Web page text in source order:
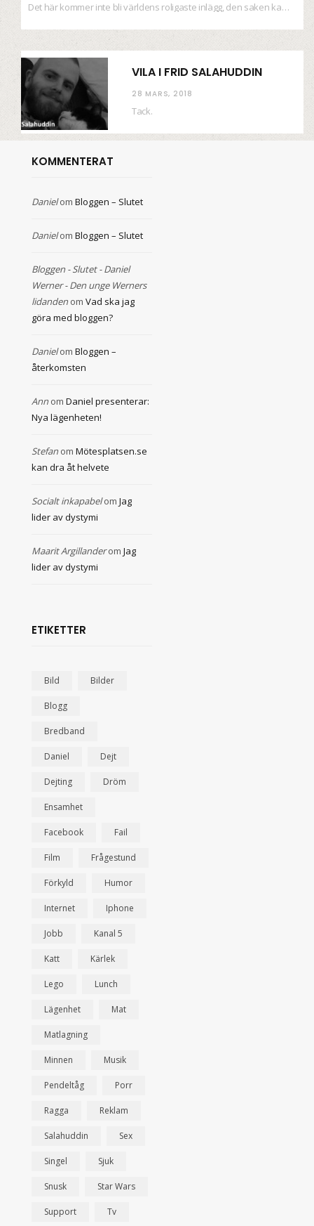
Det här kommer inte bli världens roligaste inlägg, den saken kan ni räkna med. Det…
VILA I FRID SALAHUDDIN
28 MARS, 2018
Tack.
KOMMENTERAT
Danielom Bloggen – Slutet
Danielom Bloggen – Slutet
Bloggen - Slutet - Daniel
Werner - Den unge Werners
lidanden om Vad ska jag
göra med bloggen?
Danielom Bloggen –
återkomsten
Ann om Daniel presenterar:
Nya lägenheten!
Stefan om Mötesplatsen.se
kan dra åt helvete
Socialt inkapabelom Jag
lider av dystymi
Maarit Argillanderom Jag
lider av dystymi
ETIKETTER
Bild Bilder
Blogg
Bredband
Daniel Dejt
Dejting Dröm
Ensamhet
Facebook Fail
Film Frågestund
Förkyld Humor
Internet Iphone
Jobb Kanal 5
Katt Kärlek
Lego Lunch
Lägenhet Mat
Matlagning
Minnen Musik
Pendeltåg Porr
Ragga Reklam
Salahuddin Sex
Singel Sjuk
Snusk Star Wars
Support Tv